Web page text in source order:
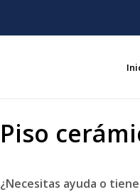
Piso
¿Necesitas ayuda o